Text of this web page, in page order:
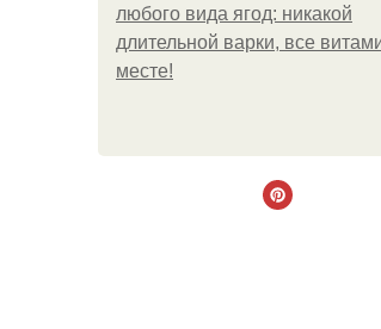
любого вида ягод: никакой
длительной варки, все
месте!